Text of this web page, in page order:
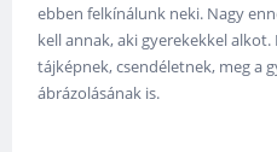
ebben felkínálunk neki. Nagy
kell annak, aki gyerekekkel
tájképnek, csendéletnek, meg a
ábrázolásának is.